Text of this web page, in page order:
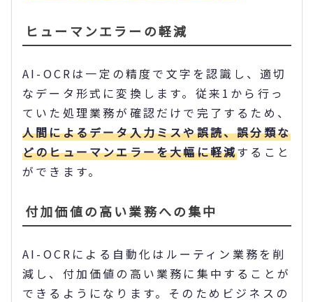
ヒューマンエラーの軽減
AI-OCRは一定の精度で文字を認識し、適切
なデータ形式に変換します。従来1から行っ
ていた処理業務が確認だけで完了するため、
人間によるデータ入力ミスや誤読、誤分類な
どのヒューマンエラーを大幅に軽減すること
ができます。
付加価値の高い業務への集中
AI-OCRによる自動化はルーティン業務を削
減し、付加価値の高い業務に集中することが
できるようになります。そのためビジネスの